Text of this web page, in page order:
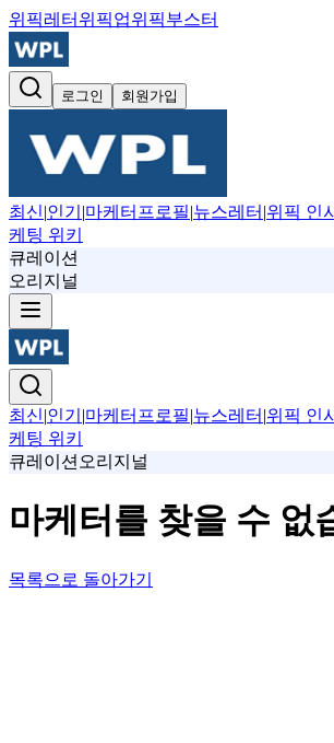
위픽레터 위픽업위픽부스터
로그인 회원가입
최신|인기 |마케터프로필|뉴스레터 |위픽 인
케팅 위키
큐레이션
오리지널
최신|인기 |마케터프로필|뉴스레터 |위픽 인
케팅 위키
큐레이션 오리지널
마케터를 찾을 수 없
목록으로 돌아가기